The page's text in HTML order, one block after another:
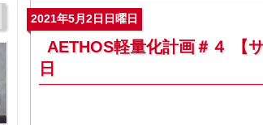
2021年5月2日日曜日
AETHOS軽量化計画＃４ 【
日